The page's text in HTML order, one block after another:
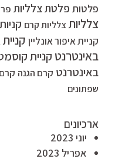
פלטות פלטת צלליות
צלליות צלליות קרם
קניית איפור אונליין
באינטרנט קניית
באינטרנט קרם הגנה
שפתונים
ארכיונים
יוני 2023
אפריל 2023